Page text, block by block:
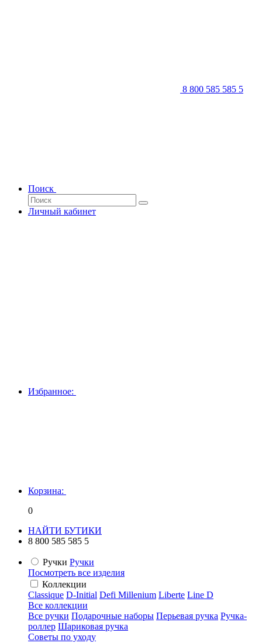
8 800 585 585 5
Поиск
Личный кабинет
Избранное:
Корзина:
0
НАЙТИ БУТИКИ
8 800 585 585 5
Ручки Ручки
Посмотреть все изделия
Коллекции
Classique D-Initial Defi Millenium Liberte Line D
Все коллекции
Все ручки Подарочные наборы Перьевая ручка Ручка-
роллер Шариковая ручка
Советы по уходу